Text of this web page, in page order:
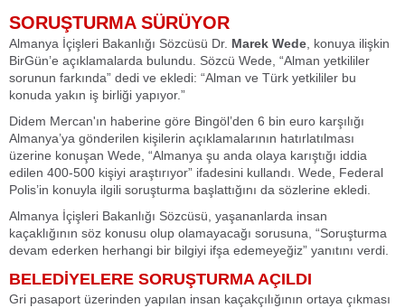
SORUŞTURMA SÜRÜYOR
Almanya İçişleri Bakanlığı Sözcüsü Dr. Marek Wede , konuya ilişkin
BirGün’e açıklamalarda bulundu. Sözcü Wede, “Alman yetkililer
sorunun farkında” dedi ve ekledi: “Alman ve Türk yetkililer bu
konuda yakın iş birliği yapıyor.”
Didem Mercan'ın haberine göre Bingöl’den 6 bin euro karşılığı
Almanya’ya gönderilen kişilerin açıklamalarının hatırlatılması
üzerine konuşan Wede, “Almanya şu anda olaya karıştığı iddia
edilen 400-500 kişiyi araştırıyor” ifadesini kullandı. Wede, Federal
Polis’in konuyla ilgili soruşturma başlattığını da sözlerine ekledi.
Almanya İçişleri Bakanlığı Sözcüsü, yaşananlarda insan
kaçaklığının söz konusu olup olamayacağı sorusuna, “Soruşturma
devam ederken herhangi bir bilgiyi ifşa edemeyeğiz” yanıtını verdi.
BELEDİYELERE SORUŞTURMA AÇILDI
Gri pasaport üzerinden yapılan insan kaçakçılığının ortaya çıkması